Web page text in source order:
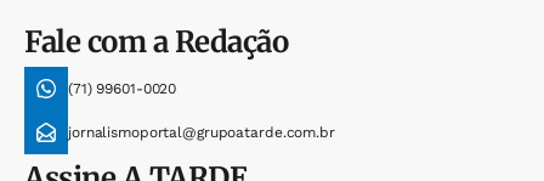
Fale com a Redação
(71) 99601-0020
jornalismoportal@grupoatarde.com.br